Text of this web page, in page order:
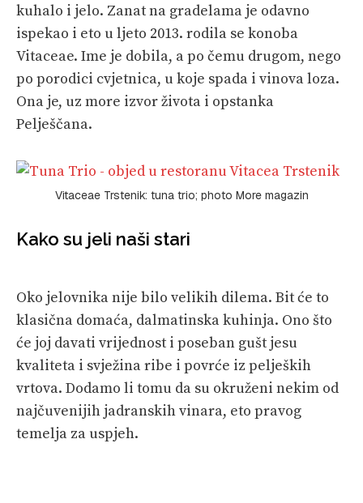
kuhalo i jelo. Zanat na gradelama je odavno
ispekao i eto u ljeto 2013. rodila se konoba
Vitaceae. Ime je dobila, a po čemu drugom, nego
po porodici cvjetnica, u koje spada i vinova loza.
Ona je, uz more izvor života i opstanka
Pelješčana.
Vitaceae Trstenik: tuna trio; photo More magazin
Kako su jeli naši stari
Oko jelovnika nije bilo velikih dilema. Bit će to
klasična domaća, dalmatinska kuhinja. Ono što
će joj davati vrijednost i poseban gušt jesu
kvaliteta i svježina ribe i povrće iz peljeških
vrtova. Dodamo li tomu da su okruženi nekim od
najčuvenijih jadranskih vinara, eto pravog
temelja za uspjeh.